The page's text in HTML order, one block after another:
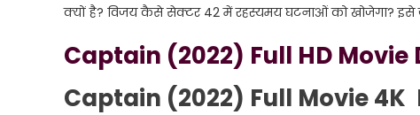
क्यों है? विजय कैसे सेक्टर 42 में रहस्यमय घटनाओं को खोजेगा? इसे
Captain (2022) Full HD Movie
Captain (2022) Full Movie